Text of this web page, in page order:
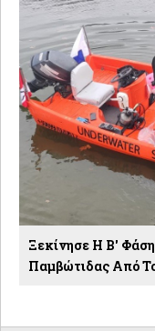
Ξεκίνησε Η Β'
Παμβώτιδας Από